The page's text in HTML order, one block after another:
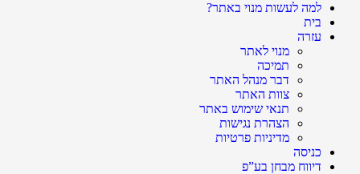
למה לעשות מנוי באתר?
בית
עזרה
מנוי לאתר
תמיכה
דבר מנהל האתר
צוות האתר
תנאי שימוש באתר
הצהרת נגישות
מדיניות פרטיות
כניסה
דיווח מבחן בע”פ